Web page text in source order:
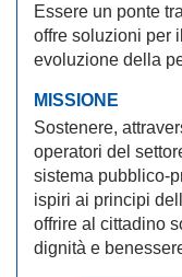
Essere un ponte
offre soluzioni per
evoluzione della
MISSIONE
Sostenere,
operatori del
sistema pubblico-
ispiri ai principi
offrire al cittadino
dignità e